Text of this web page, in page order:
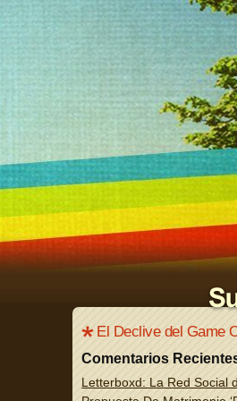
El Declive del Game
Comentarios
Letterboxd: La Red Social